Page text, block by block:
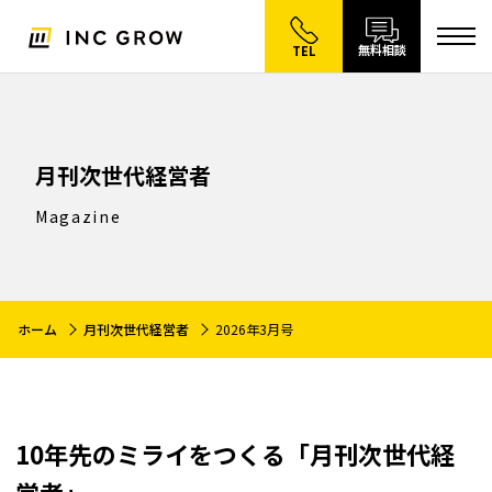
TEL 無料相談
月刊次世代経営者
Magazine
ホーム 月刊次世代経営者 2026年3月号
10年先のミライをつくる 「月刊次世代経